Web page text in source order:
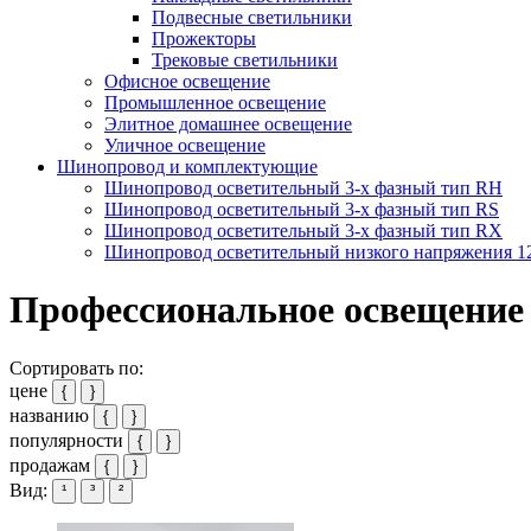
Подвесные светильники
Прожекторы
Трековые светильники
Офисное освещение
Промышленное освещение
Элитное домашнее освещение
Уличное освещение
Шинопровод и комплектующие
Шинопровод осветительный 3-х фазный тип RH
Шинопровод осветительный 3-х фазный тип RS
Шинопровод осветительный 3-х фазный тип RX
Шинопровод осветительный низкого напряжения
Профессиональное освещение
Сортировать по:
цене
{ }
названию { }
популярности { }
продажам { }
Вид: ¹ ³ ²